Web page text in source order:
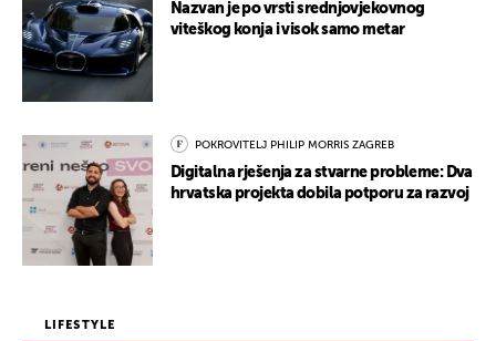
Nazvan je po vrsti srednjovjekovnog
viteškog konja i visok samo metar
POKROVITELJ PHILIP MORRIS ZAGREB
Digitalna rješenja za stvarne probleme: Dva
hrvatska projekta dobila potporu za razvoj
LIFESTYLE